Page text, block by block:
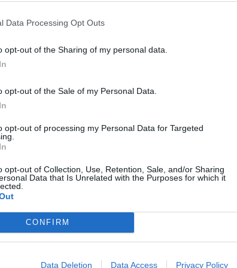
Data Processing Opt Outs
opt-out of the Sharing of my personal data.
opt-out of the Sale of my Personal Data.
opt-out of processing my Personal Data for Targeted
opt-out of Collection, Use, Retention, Sale, and/or Sharing
Data that Is Unrelated with the Purposes for which it
CONFIRM
Data Deletion Data Access Privacy Policy
την αδιαπραγμάτευτη στήριξη της χώρας
αποσπάσματα πρώτα από τη παρέμβαση
«Σαφέστατα είμαστε δίπλα στον Κυπριακό λαό
της Ελλάδαςπρος την Κύπρο είναι αυτονόητη
απορίαβλέπουμε δημοσιεύματα
περί
του κόμματος και του προέδρου για τη
τηςΠολιτικής Γραμματείας, Γιάννης
εκδόσει κοινή ανακοίνωση στην οποία
Κύπρο φρεγατών και μαχητικών